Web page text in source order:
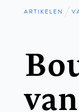
ARTIKELEN